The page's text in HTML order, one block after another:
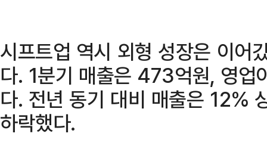
시프트업 역시 외형 성장은 이어
다. 1분기 매출은 473억원, 영업
다. 전년 동기 대비 매출은 12%
하락했다.